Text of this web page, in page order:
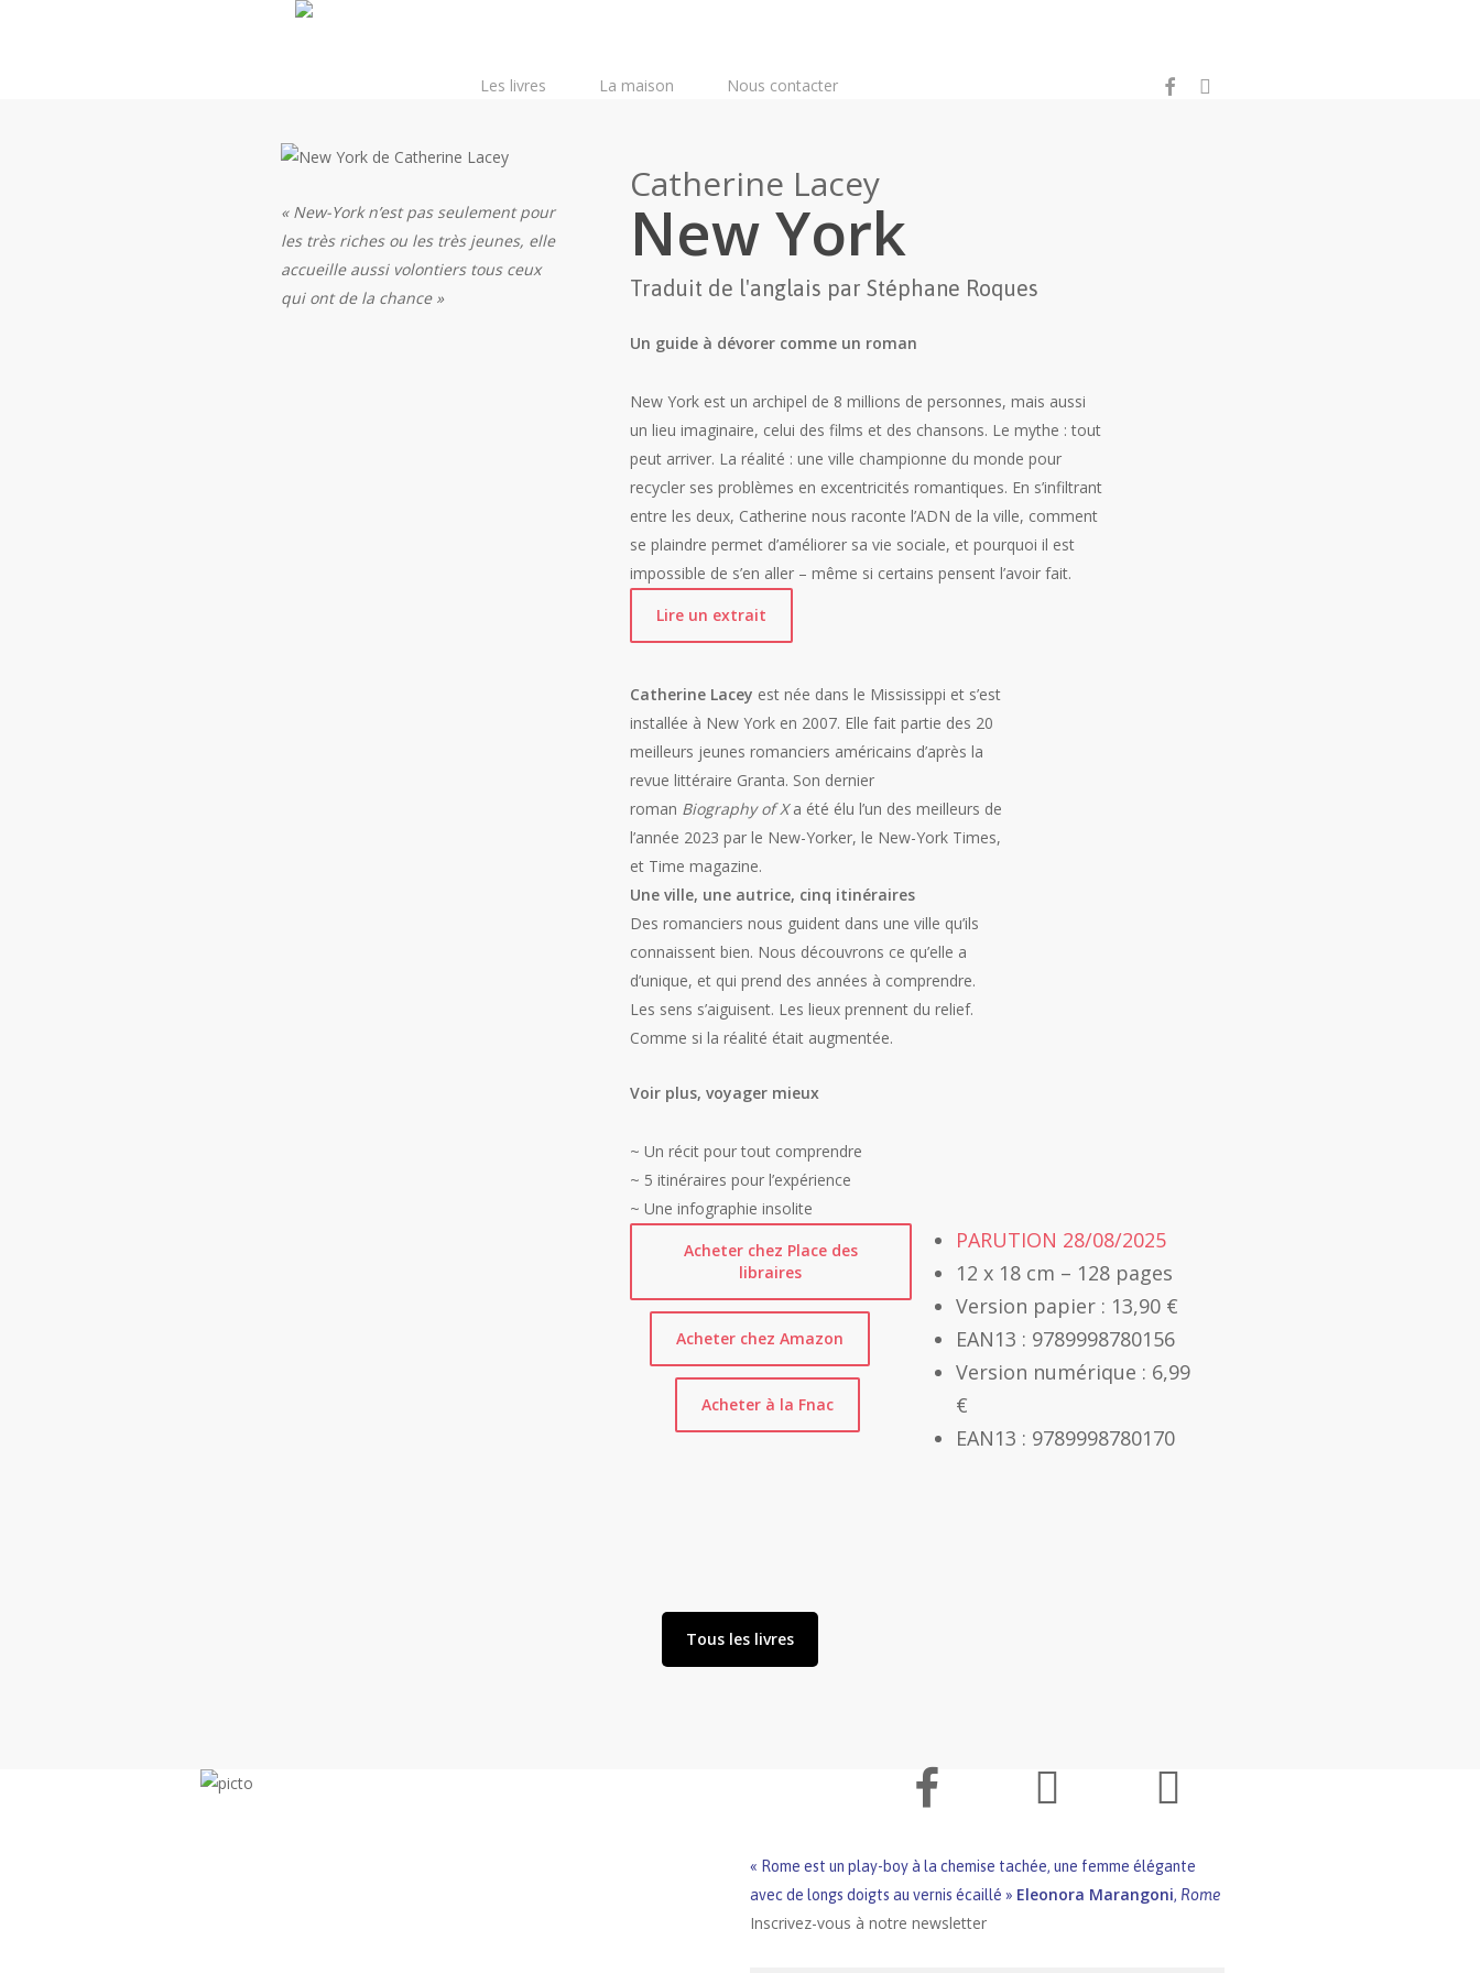
Les livres La maison Nous contacter facebookinstagram
« New-York n’est pas seulement pour
les très riches ou les très jeunes, elle
accueille aussi volontiers tous ceux
qui ont de la chance »
Catherine Lacey
New York
Traduit de l'anglais par Stéphane Roques
Un guide à dévorer comme un roman
New York est un archipel de 8 millions de personnes, mais aussi
un lieu imaginaire, celui des films et des chansons. Le mythe : tout
peut arriver. La réalité : une ville championne du monde pour
recycler ses problèmes en excentricités romantiques. En s’infiltrant
entre les deux, Catherine nous raconte l’ADN de la ville, comment
se plaindre permet d’améliorer sa vie sociale, et pourquoi il est
impossible de s’en aller – même si certains pensent l’avoir fait.
Lire un extrait
Catherine Lacey est née dans le Mississippi et s’est
installée à New York en 2007. Elle fait partie des 20
meilleurs jeunes romanciers américains d’après la
revue littéraire Granta. Son dernier
roman Biography of Xa été élu l’un des meilleurs de
l’année 2023 par le New-Yorker, le New-York Times,
et Time magazine.
Une ville, une autrice, cinq itinéraires
Des romanciers nous guident dans une ville qu’ils
connaissent bien. Nous découvrons ce qu’elle a
d’unique, et qui prend des années à comprendre.
Les sens s’aiguisent. Les lieux prennent du relief.
Comme si la réalité était augmentée.
Voir plus, voyager mieux
~ Un récit pour tout comprendre
~ 5 itinéraires pour l’expérience
~ Une infographie insolite
Acheter chez Place des
libraires
Acheter chez Amazon
Acheter à la Fnac
PARUTION 28/08/2025
12 x 18 cm – 128 pages
Version papier : 13,90 €
EAN13 : 9789998780156
Version numérique : 6,99
€
EAN13 : 9789998780170
Tous les livres
« Rome est un play-boy à la chemise tachée, une femme élégante
avec de longs doigts au vernis écaillé » Eleonora Marangoni, Rome
Inscrivez-vous à notre newsletter